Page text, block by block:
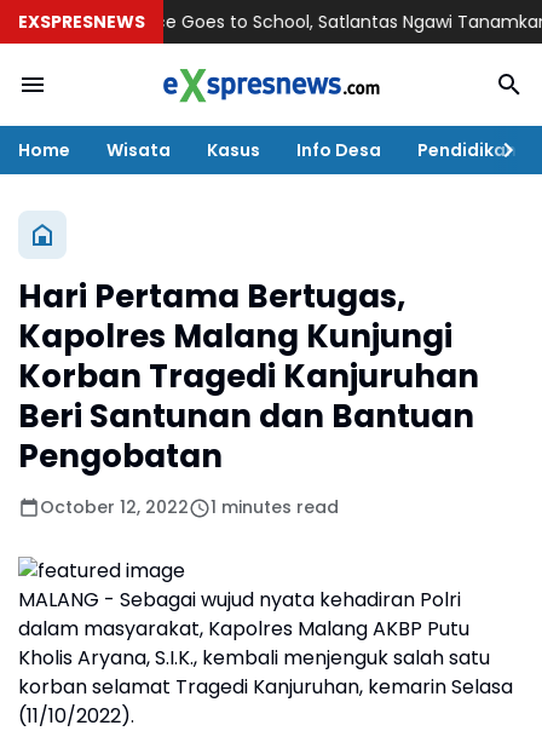
EXSPRESNEWS
Police Goes to School, Satlantas Ngawi Tanamkan
Home Wisata Kasus Info Desa Pendidikan
Hari Pertama Bertugas,
Kapolres Malang Kunjungi
Korban Tragedi Kanjuruhan
Beri Santunan dan Bantuan
Pengobatan
October 12, 2022 1 minutes read
MALANG - Sebagai wujud nyata kehadiran Polri
dalam masyarakat, Kapolres Malang AKBP Putu
Kholis Aryana, S.I.K., kembali menjenguk salah satu
korban selamat Tragedi Kanjuruhan, kemarin Selasa
(11/10/2022).